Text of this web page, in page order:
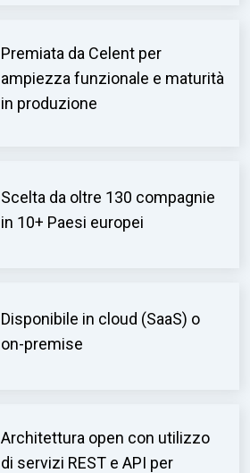
Premiata da Celent per
ampiezza funzionale e maturità
in produzione
Scelta da oltre 130 compagnie
in 10+ Paesi europei
Disponibile in cloud (SaaS) o
on-premise
Architettura open con utilizzo
di servizi REST e API per